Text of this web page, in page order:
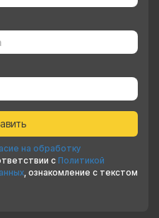
на обработку
с Политикой
, ознакомление с текстом